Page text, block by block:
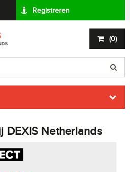
Registreren
(0)
DEXIS Netherlands